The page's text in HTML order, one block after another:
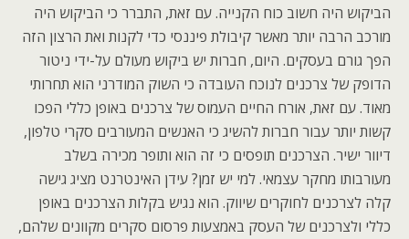
הביקוש היה חשוב כוח הקנייה. עם זאת, התברר כי הביקוש היה
מורכב הרבה יותר מאשר קיבולת פיננסי כדי לקנות ואת הרצון הזה
הפך גורם בעסקים. היום, חברות יש ביקוש מעולם על-ידי ניטור
הדופק של צרכנים לנוכח העובדה כי השוק המודרני הוא תחרותי
מאוד. עם זאת, אורח החיים העמוס של צרכנים באופן כללי הפכו
קשות יותר עבור חברות להשיג כי האנשים המעורבים סקרי טלפון,
דיוור ישיר. הצרכנים תופסים כי זה הוא ותופר מכירה בשלב
מעורבותו מחקר עצמאי. למי יש זמן? עידן האינטרנט מציג גישה
קלה לצרכנים לחוקרים שיווק. הוא נגיש בקלות הצרכנים באופן
כללי ולצרכנים של העסק באמצעות פרסום סקרים מקוונים שלהם,